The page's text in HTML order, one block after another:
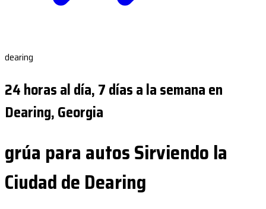
dearing
24 horas al día, 7 días a la semana en
Dearing, Georgia
grúa para autos Sirviendo la
Ciudad de Dearing